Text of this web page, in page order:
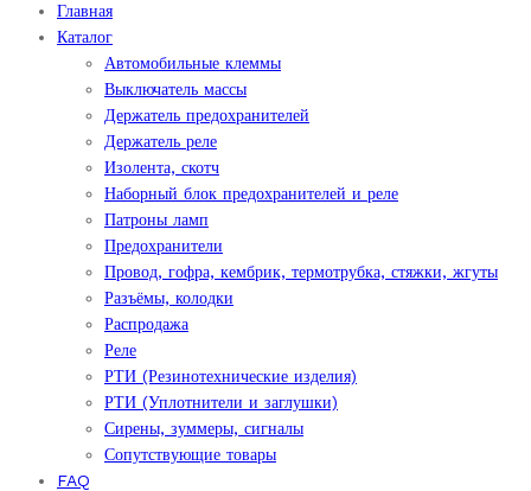
Главная
Каталог
Автомобильные клеммы
Выключатель массы
Держатель предохранителей
Держатель реле
Изолента, скотч
Наборный блок предохранителей и реле
Патроны ламп
Предохранители
Провод, гофра, кембрик, термотрубка, стяжки, жгуты
Разъёмы, колодки
Распродажа
Реле
РТИ (Резинотехнические изделия)
РТИ (Уплотнители и заглушки)
Сирены, зуммеры, сигналы
Сопутствующие товары
FAQ